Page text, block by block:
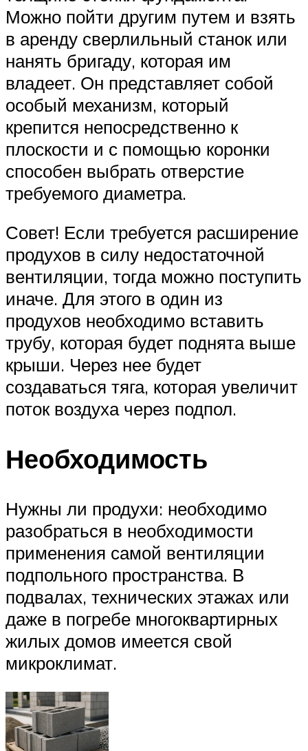
Можно пойти другим путем и взять
в аренду сверлильный станок или
нанять бригаду, которая им
владеет. Он представляет собой
особый механизм, который
крепится непосредственно к
плоскости и с помощью коронки
способен выбрать отверстие
требуемого диаметра.
Совет! Если требуется расширение
продухов в силу недостаточной
вентиляции, тогда можно поступить
иначе. Для этого в один из
продухов необходимо вставить
трубу, которая будет поднята выше
крыши. Через нее будет
создаваться тяга, которая увеличит
поток воздуха через подпол.
Необходимость
Нужны ли продухи: необходимо
разобраться в необходимости
применения самой вентиляции
подпольного пространства. В
подвалах, технических этажах или
даже в погребе многоквартирных
жилых домов имеется свой
микроклимат.